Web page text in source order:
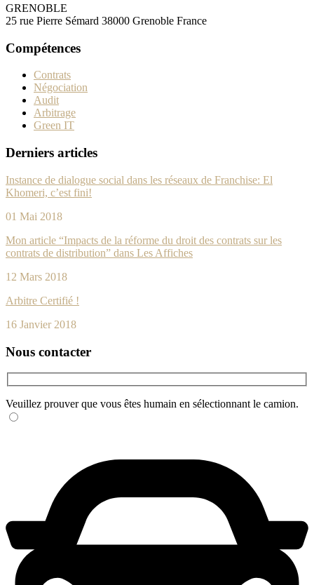
GRENOBLE
25 rue Pierre Sémard 38000 Grenoble France
Compétences
Contrats
Négociation
Audit
Arbitrage
Green IT
Derniers articles
Instance de dialogue social dans les réseaux de Franchise: El
Khomeri, c’est fini!
01 Mai 2018
Mon article “Impacts de la réforme du droit des contrats sur les
contrats de distribution” dans Les Affiches
12 Mars 2018
Arbitre Certifié !
16 Janvier 2018
Nous contacter
Veuillez prouver que vous êtes humain en sélectionnant le camion.